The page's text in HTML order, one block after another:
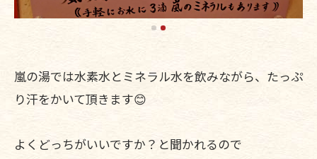
嵐の湯では水素水とミネラル水を飲みながら、たっぷ
り汗をかいて頂きます😊
よくどっちがいいですか？と聞かれるので